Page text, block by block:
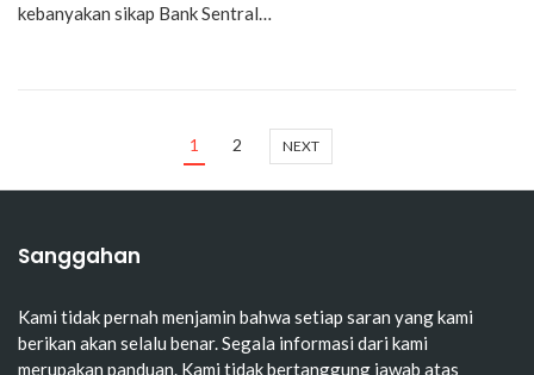
kebanyakan sikap Bank Sentral…
1 2 NEXT
Sanggahan
Kami tidak pernah menjamin bahwa setiap saran yang kami
berikan akan selalu benar. Segala informasi dari kami
merupakan panduan. Kami tidak bertanggung jawab atas